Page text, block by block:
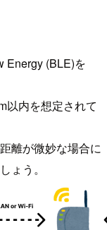
Energy (BLE)を
以内を想定されて
離が微妙な場合に
ょう。